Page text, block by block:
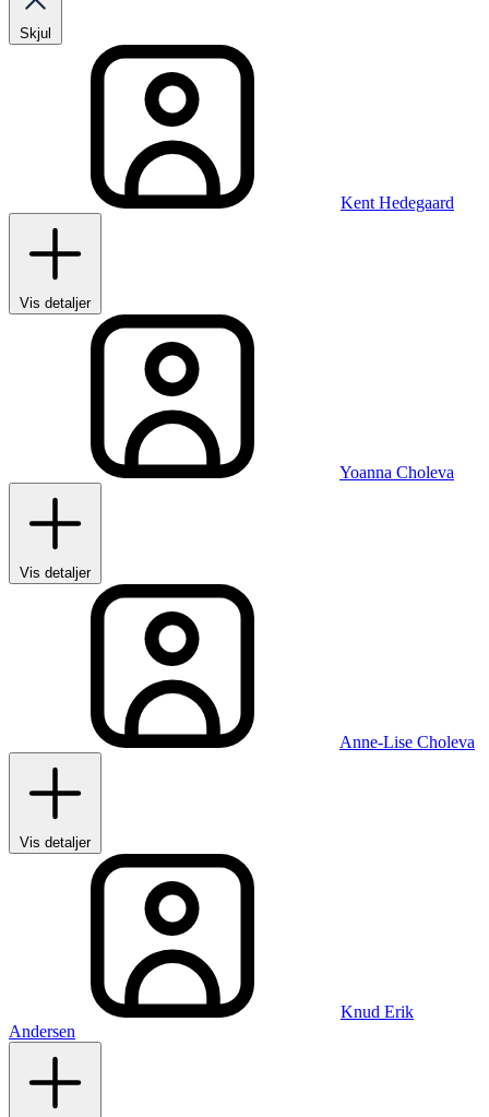
Skjul
Kent Hedegaard
Vis detaljer
Yoanna Choleva
Vis detaljer
Anne-Lise Choleva
Vis detaljer
Knud Erik
Andersen